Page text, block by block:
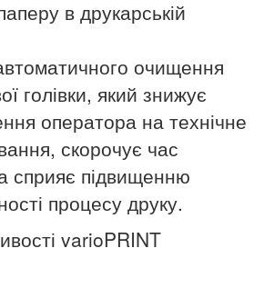
в друкарській
очищення
голівки, який знижує
оператора на технічне
скорочує час
сприяє підвищенню
процесу друку.
varioPRINT